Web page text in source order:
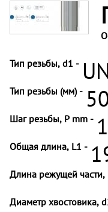
Тип резьбы, d1 -
Тип резьбы (мм) -
Шаг резьбы, P mm -
Общая длина, L1 -
Длина режущей части,
Диаметр хвостовика,